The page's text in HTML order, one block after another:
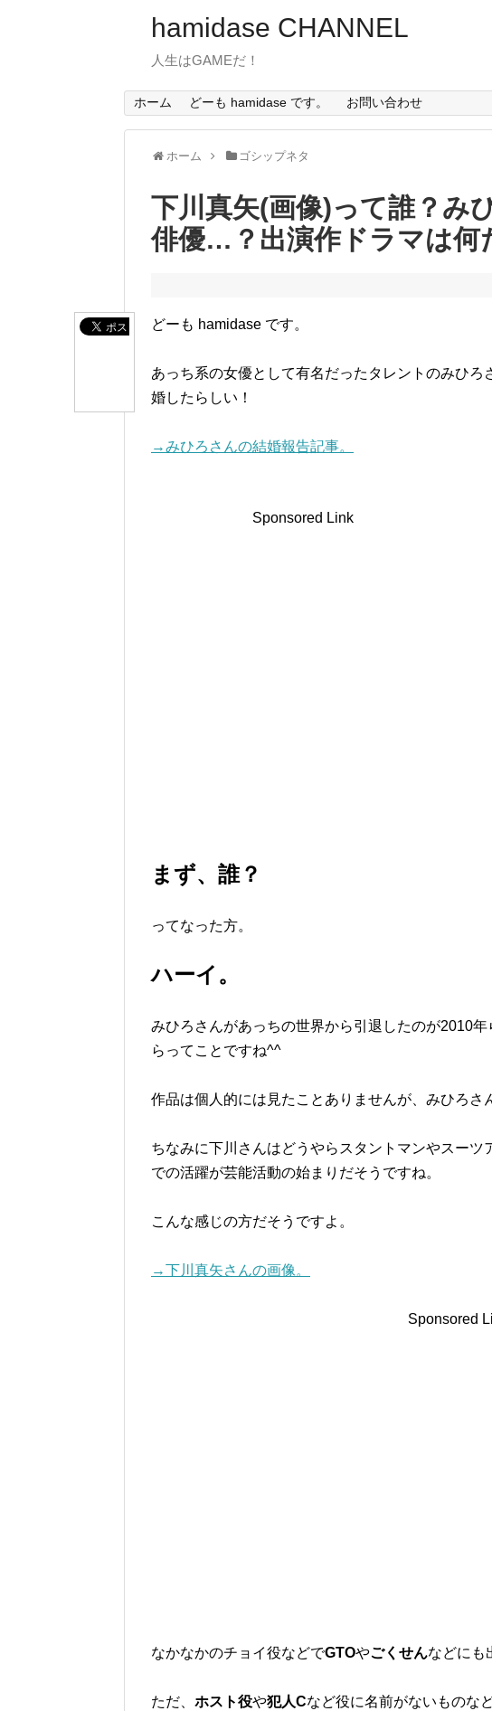
hamidase CHANNEL
人生はGAMEだ！
ホーム どーも hamidase です。 お問い合わせ
ホーム ゴシップネタ
下川真矢(画像)って誰？み
俳優…？出演作ドラマは
どーも hamidase です。
あっち系の女優として有名だったタレントのみひ
婚したらしい！
→みひろさんの結婚報告記事。
Sponsored Link
まず、誰？
ってなった方。
ハーイ。
みひろさんがあっちの世界から引退したのが2010
らってことですね^^
作品は個人的には見たことありませんが、みひろさ
ちなみに下川さんはどうやらスタントマンやスー
での活躍が芸能活動の始まりだそうですね。
こんな感じの方だそうですよ。
→下川真矢さんの画像。
Sponsored
なかなかのチョイ役などでGTOやごくせんなどにも
ただ、 ホスト役や犯人Cなど役に名前がないものな